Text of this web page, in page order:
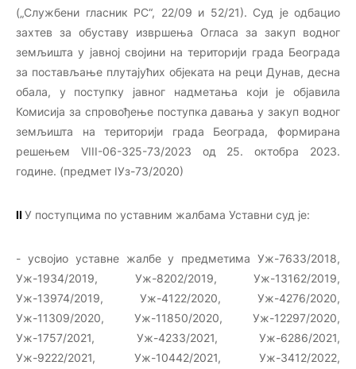
(„Службени гласник РС“, 22/09 и 52/21). Суд је одбацио
захтев за обуставу извршења Огласа за закуп водног
земљишта у јавној својини на територији града Београда
за постављање плутајућих објеката на реци Дунав, десна
обала, у поступку јавног надметања који је објавила
Комисија за спровођење поступка давања у закуп водног
земљишта на територији града Београда, формирана
решењем VIII-06-325-73/2023 од 25. октобра 2023.
године. (предмет IУз-73/2020)
II У поступцима по уставним жалбама Уставни суд је:
- усвојио уставне жалбе у предметима Уж-7633/2018,
Уж-1934/2019, Уж-8202/2019, Уж-13162/2019,
Уж-13974/2019, Уж-4122/2020, Уж-4276/2020,
Уж-11309/2020, Уж-11850/2020, Уж-12297/2020,
Уж-1757/2021, Уж-4233/2021, Уж-6286/2021,
Уж-9222/2021, Уж-10442/2021, Уж-3412/2022,